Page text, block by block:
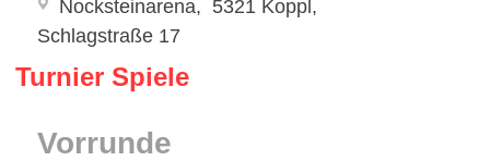
Nocksteinarena
5321 Koppl
Schlagstraße 17
Turnier Spiele
Vorrunde